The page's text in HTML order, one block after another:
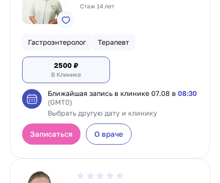
Стаж 14 лет
Гастроэнтеролог Терапевт
2500 ₽
В Клинике
Ближайшая запись в клинике 07.08 в 08:30
(GMT0)
Выбрать другую дату и клинику
Записаться О враче